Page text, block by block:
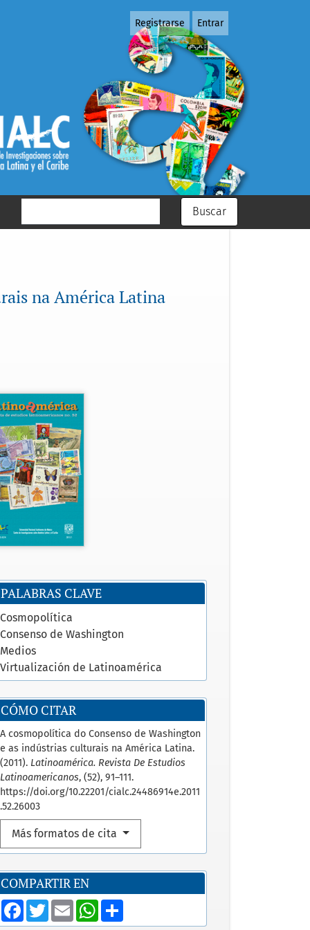
Registrarse Entrar
Buscar
na América Latina
PALABRAS CLAVE
Cosmopolítica
Consenso de Washington
Medios
Virtualización de Latinoamérica
CÓMO CITAR
A cosmopolítica do Consenso de Washington
e as indústrias culturais na América Latina.
(2011). Latinoamérica. Revista De Estudios
Latinoamericanos, (52), 91–111.
https://doi.org/10.22201/cialc.24486914e.2011
.52.26003
Más formatos de cita
COMPARTIR EN
F
a
c
T
w
i
E
m
a
W
a
a